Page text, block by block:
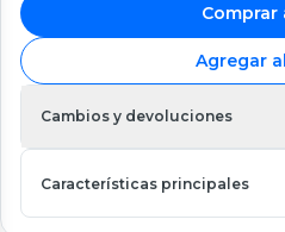
Comprar
Agregar
Cambios y devoluciones
Características principales